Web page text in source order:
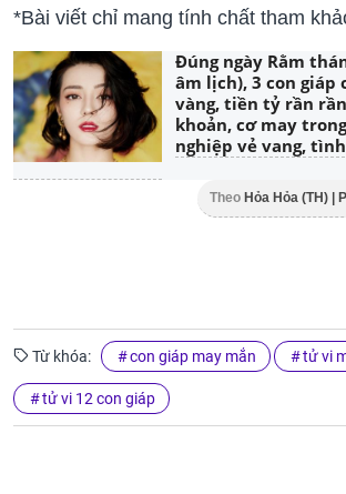
*Bài viết chỉ mang tính chất tham
Đúng ngày Rằm
âm lịch), 3 con giáp
vàng, tiền tỷ rần
khoản, cơ may
nghiệp vẻ vang,
Theo Hỏa Hỏa (TH) |
Từ khóa: con giáp may mắn tử vi
tử vi 12 con giáp